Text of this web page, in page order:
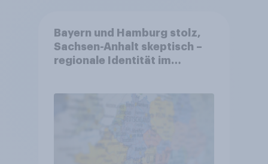
Bayern und Hamburg stolz,
Sachsen-Anhalt skeptisch –
regionale Identität im